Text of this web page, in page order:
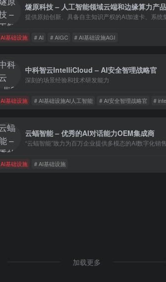
燧原科技 – 人工智能领域云端和边缘算力产品
AI基础设施 # AI # AIGC # AI基础设施AGI
中科智云IntelliCloud – AI安全智理战略官
深刻的场景经验和技术研发能力
AI基础设施 # AI基础设施AI人工智能 # AI安全智理战略官 #
云蝠智能 – 优秀的AI对话能力OEM集成商
AI基础设施 # AI基础设施
加载更多